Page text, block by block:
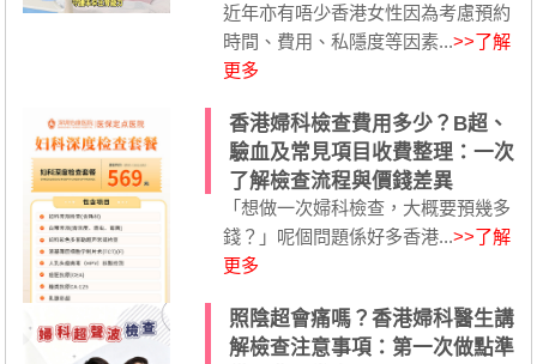
近年亦有唔少香港女性因為考慮預約
時間、費用、私隱度等因素...>>了解
更多
香港婦科檢查費用多少？B超、
驗血及常見項目收費整理：一次
了解檢查流程與價錢差異
「想做一次婦科檢查，大概要預幾多
錢？」呢個問題係好多香港...>>了解
更多
照陰超會痛嗎？香港婦科醫生講
解檢查注意事項：第一次做點準